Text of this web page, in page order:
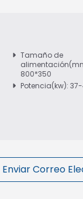
Tamaño de
800*350
Potencia(kw):
Enviar Correo